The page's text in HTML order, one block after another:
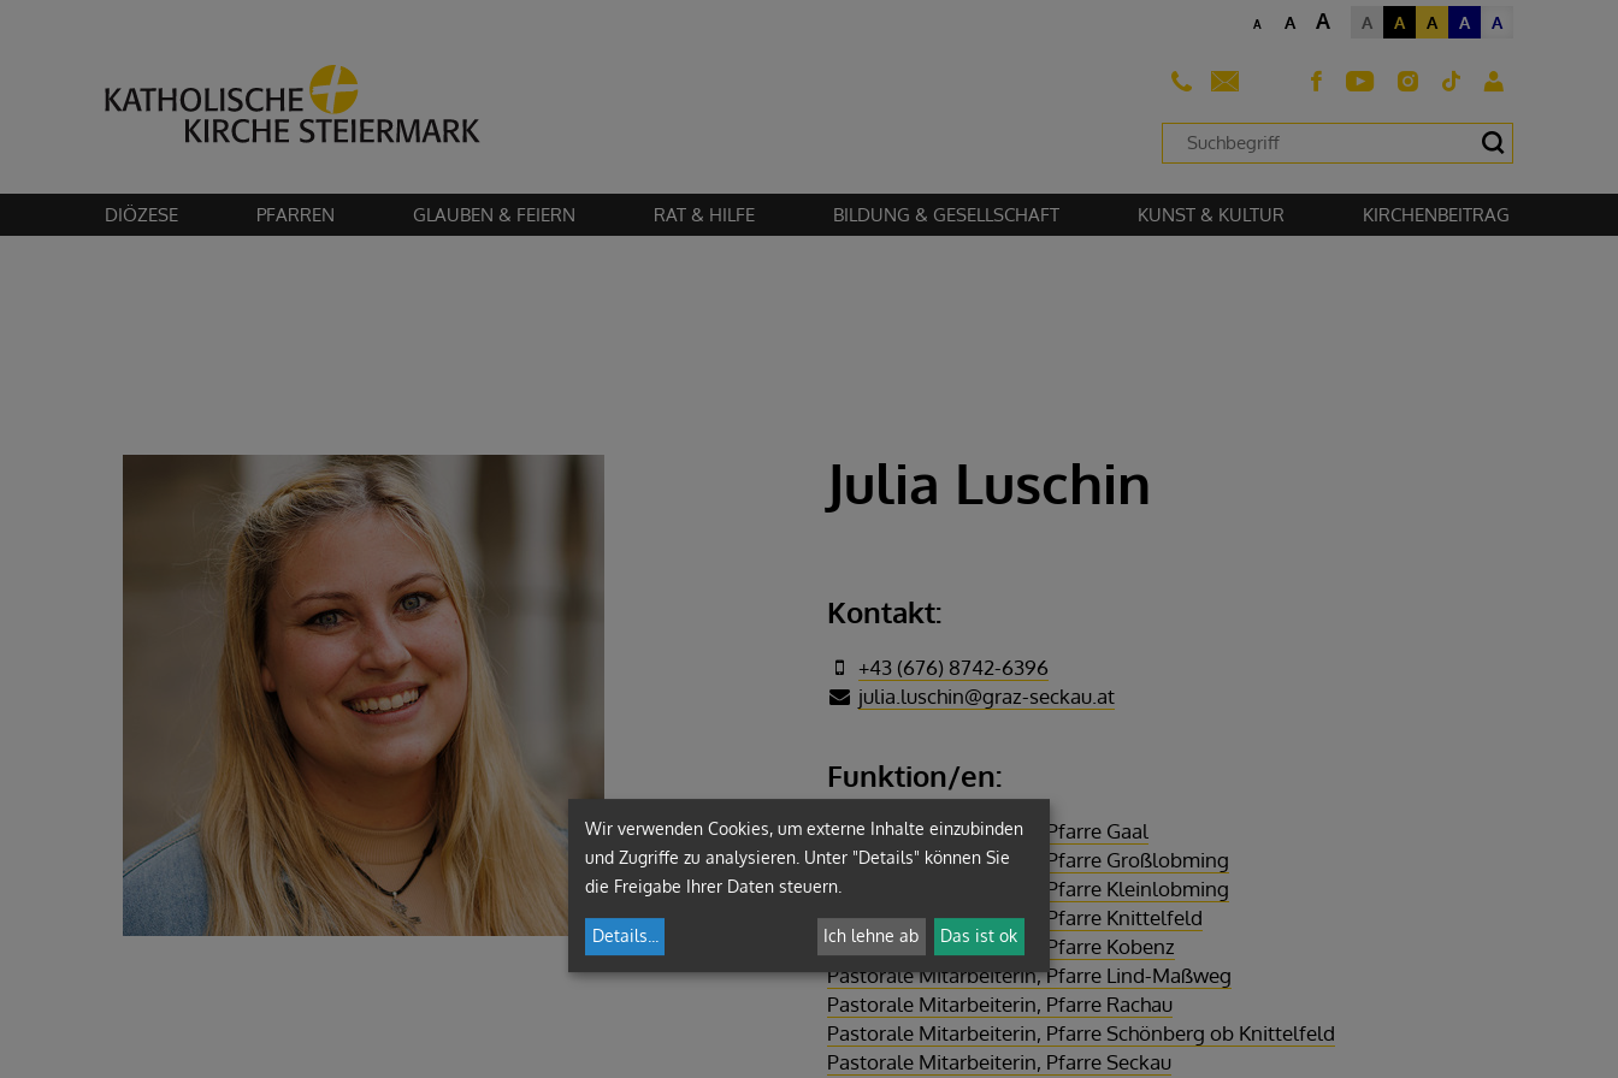
, um diesen Inhalt sehen zu können.
A A A A A A A A
DIÖZESE PFARREN GLAUBEN & FEIERN RAT & HILFE BILDUNG & GESELLSCHAFT KUNST & KULTUR KIRCHENBEITRAG
Julia Luschin
Kontakt:
+43 (676) 8742-6396
julia.luschin@graz-seckau.at
Funktion/en:
Pastorale Mitarbeiterin, Pfarre Gaal
Pastorale Mitarbeiterin, Pfarre Großlobming
Pastorale Mitarbeiterin, Pfarre Kleinlobming
Pastorale Mitarbeiterin, Pfarre Knittelfeld
Pastorale Mitarbeiterin, Pfarre Kobenz
Pastorale Mitarbeiterin, Pfarre Lind-Maßweg
Pastorale Mitarbeiterin, Pfarre Rachau
Pastorale Mitarbeiterin, Pfarre Schönberg ob Knittelfeld
Pastorale Mitarbeiterin, Pfarre Seckau
Wir verwenden Cookies, um externe Inhalte einzubinden
und Zugriffe zu analysieren. Unter "Details" können Sie
die Freigabe Ihrer Daten steuern.
Details Ich lehne ab Das ist ok